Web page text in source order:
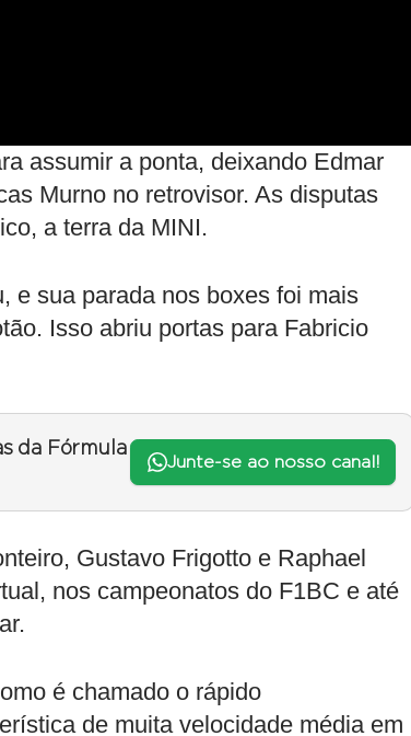
assumir a ponta, deixando Edmar
Murno no retrovisor. As disputas
a terra da MINI.
e sua parada nos boxes foi mais
Isso abriu portas para Fabricio
da Fórmula
Junte-se ao nosso canal!
Gustavo Frigotto e Raphael
nos campeonatos do F1BC e até
é chamado o rápido
de muita velocidade média em